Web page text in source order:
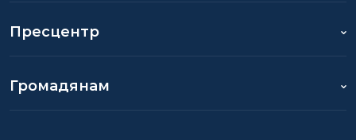
Пресцентр
Громадянам